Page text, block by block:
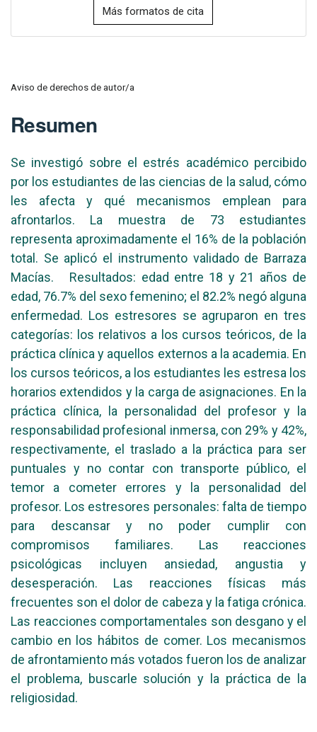
Más formatos de cita
Aviso de derechos de autor/a
Resumen
Se investigó sobre el estrés académico percibido
por los estudiantes de las ciencias de la salud, cómo
les afecta y qué mecanismos emplean para
afrontarlos. La muestra de 73 estudiantes
representa aproximadamente el 16% de la población
total. Se aplicó el instrumento validado de Barraza
Macías. Resultados: edad entre 18 y 21 años de
edad, 76.7% del sexo femenino; el 82.2% negó alguna
enfermedad. Los estresores se agruparon en tres
categorías: los relativos a los cursos teóricos, de la
práctica clínica y aquellos externos a la academia. En
los cursos teóricos, a los estudiantes les estresa los
horarios extendidos y la carga de asignaciones. En la
práctica clínica, la personalidad del profesor y la
responsabilidad profesional inmersa, con 29% y 42%,
respectivamente, el traslado a la práctica para ser
puntuales y no contar con transporte público, el
temor a cometer errores y la personalidad del
profesor. Los estresores personales: falta de tiempo
para descansar y no poder cumplir con
compromisos familiares. Las reacciones
psicológicas incluyen ansiedad, angustia y
desesperación. Las reacciones físicas más
frecuentes son el dolor de cabeza y la fatiga crónica.
Las reacciones comportamentales son desgano y el
cambio en los hábitos de comer. Los mecanismos
de afrontamiento más votados fueron los de analizar
el problema, buscarle solución y la práctica de la
religiosidad.